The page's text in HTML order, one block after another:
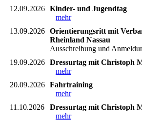
12.09.2026 Kinder- und Jugendtag
mehr
13.09.2026 Orientierungsritt mit
Rheinland Nassau
Ausschreibung und
19.09.2026 Dressurtag mit Christoph
mehr
20.09.2026 Fahrtraining
mehr
11.10.2026
Dressurtag mit Christoph
mehr